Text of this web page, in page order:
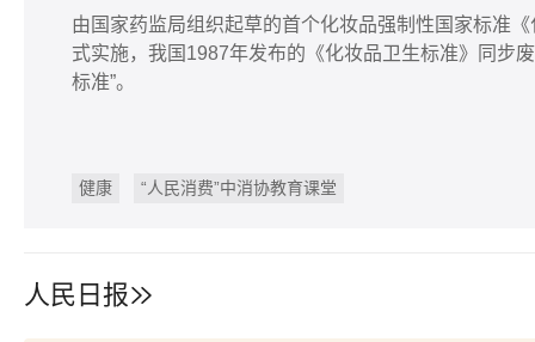
由国家药监局组织起草的首个化妆品强制性国家标准
式实施，我国1987年发布的《化妆品卫生标准》同步
标准”。
健康 “人民消费”中消协教育课堂
人民日报